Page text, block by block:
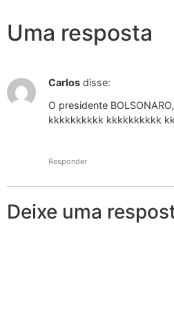
Uma resposta
Carlos disse:
O presidente
kkkkkkkkkk kkkkkkkkkk
Responder
Deixe uma